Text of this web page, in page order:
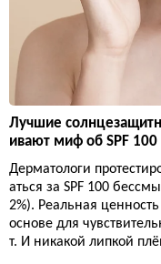
Лучшие
ивают миф об SPF 100
Дерматологи
аться за SPF 100
2%). Реальная
основе для
т. И никакой липкой